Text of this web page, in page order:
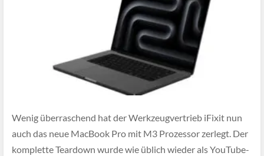
Wenig überraschend hat der Werkzeugvertrieb iFixit nun
auch das neue MacBook Pro mit M3 Prozessor zerlegt. Der
komplette Teardown wurde wie üblich wieder als YouTube-